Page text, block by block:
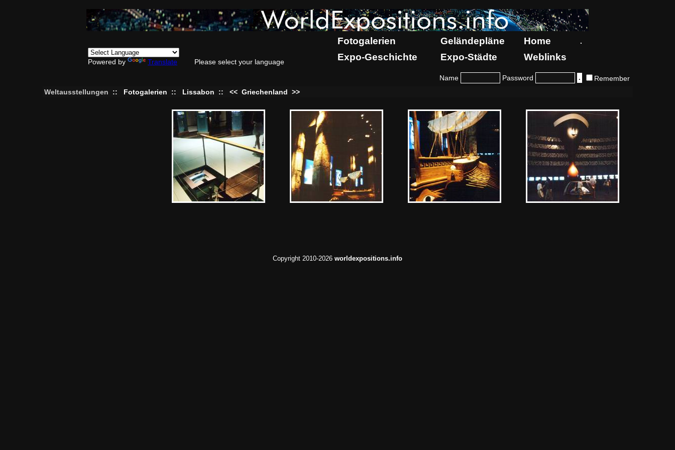
Powered by Translate Please select your language
Fotogalerien Geländepläne Home .
Expo-Geschichte Expo-Städte Weblinks
Name Password
Remember
Weltausstellungen
:: Fotogalerien :: Lissabon :: << Griechenland >>
Copyright 2010-2026 worldexpositions.info